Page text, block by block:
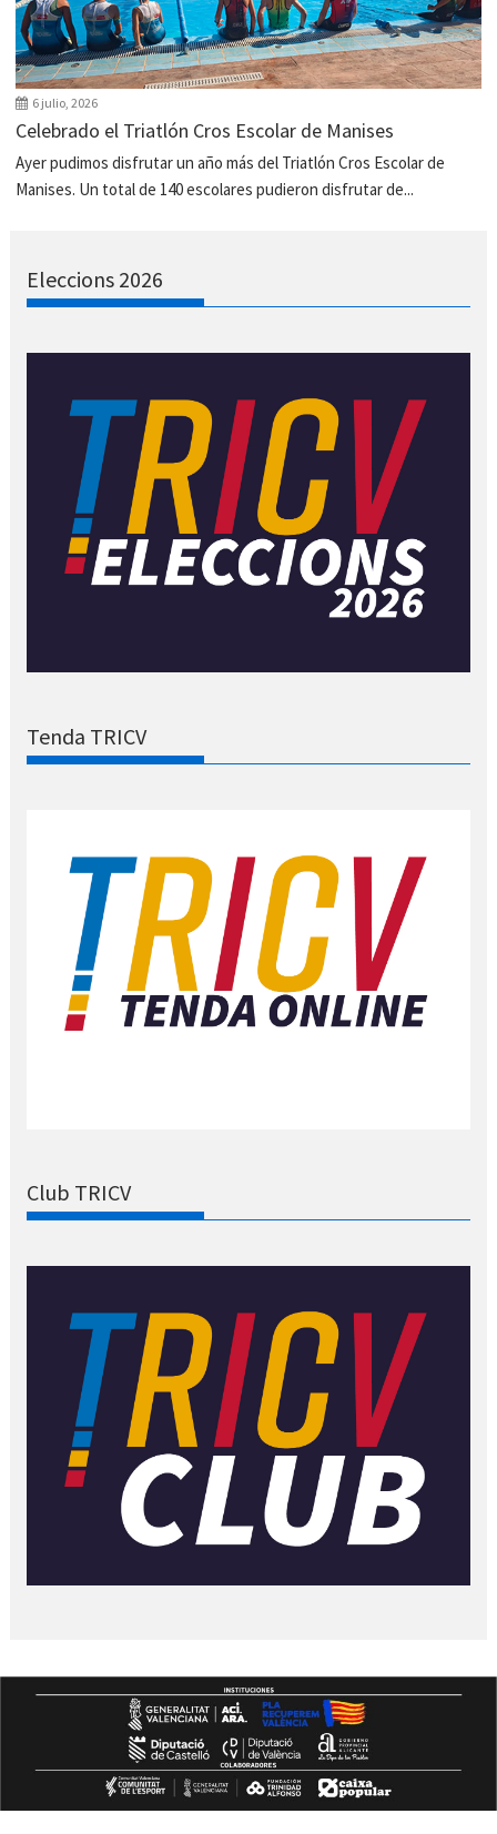
6 julio, 2026
Celebrado el Triatlón Cros Escolar de Manises
Ayer pudimos disfrutar un año más del Triatlón Cros Escolar de
Manises. Un total de 140 escolares pudieron disfrutar de...
Eleccions 2026
Tenda TRICV
Club TRICV